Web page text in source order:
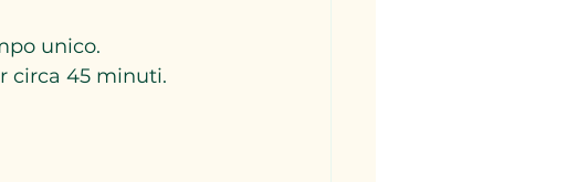
unico.
circa 45 minuti.